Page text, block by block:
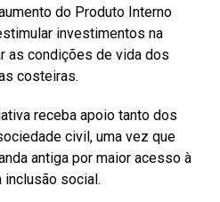
do Produto Interno
investimentos na
as condições de vida dos
costeiras.
receba apoio tanto dos
civil, uma vez que
antiga por maior acesso à
inclusão social.